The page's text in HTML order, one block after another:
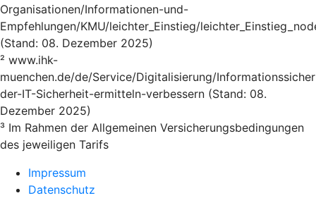
Organisationen/Informationen-und-
Empfehlungen/KMU/leichter_Einstieg/
(Stand: 08. Dezember 2025)
² www.ihk-
muenchen.de/de/Service/Digitalisierung/
der-IT-Sicherheit-ermitteln-verbessern (Stand: 08.
Dezember 2025)
³ Im Rahmen der Allgemeinen Versicherungsbedingungen
des jeweiligen Tarifs
Impressum
Datenschutz